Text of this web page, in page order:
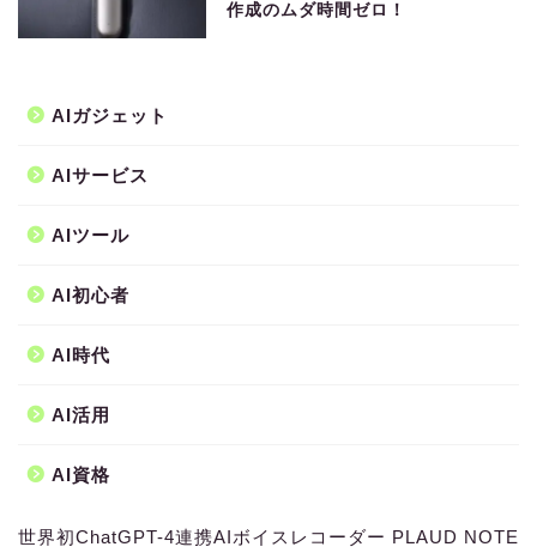
作成のムダ時間ゼロ！
AIガジェット
AIサービス
AIツール
AI初心者
AI時代
AI活用
AI資格
世界初ChatGPT-4連携AIボイスレコーダー PLAUD NOTE